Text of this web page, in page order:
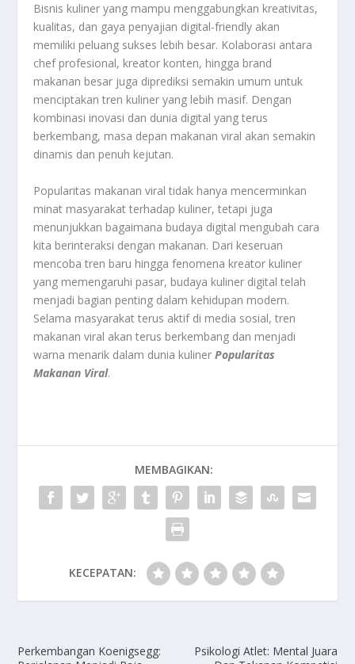
Bisnis kuliner yang mampu menggabungkan kreativitas,
kualitas, dan gaya penyajian digital-friendly akan
memiliki peluang sukses lebih besar. Kolaborasi antara
chef profesional, kreator konten, hingga brand
makanan besar juga diprediksi semakin umum untuk
menciptakan tren kuliner yang lebih masif. Dengan
kombinasi inovasi dan dunia digital yang terus
berkembang, masa depan makanan viral akan semakin
dinamis dan penuh kejutan.
Popularitas makanan viral tidak hanya mencerminkan
minat masyarakat terhadap kuliner, tetapi juga
menunjukkan bagaimana budaya digital mengubah cara
kita berinteraksi dengan makanan. Dari keseruan
mencoba tren baru hingga fenomena kreator kuliner
yang memengaruhi pasar, budaya kuliner digital telah
menjadi bagian penting dalam kehidupan modern.
Selama masyarakat terus aktif di media sosial, tren
makanan viral akan terus berkembang dan menjadi
warna menarik dalam dunia kulinerPopularitas
Makanan Viral.
MEMBAGIKAN:
KECEPATAN:
Perkembangan Koenigsegg:
Psikologi Atlet: Mental Juara